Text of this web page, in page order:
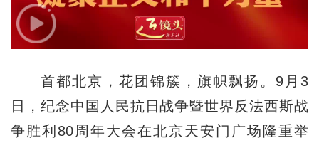
首都北京，花团锦簇，旗帜飘扬。9月3
日，纪念中国人民抗日战争暨世界反法西斯战
争胜利80周年大会在北京天安门广场隆重举